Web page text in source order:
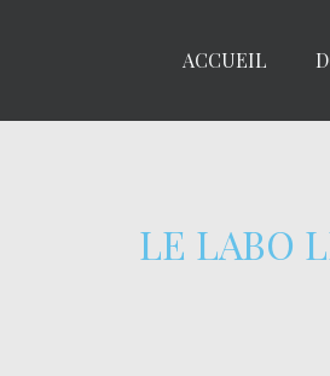
ACCUEIL
LE LABO